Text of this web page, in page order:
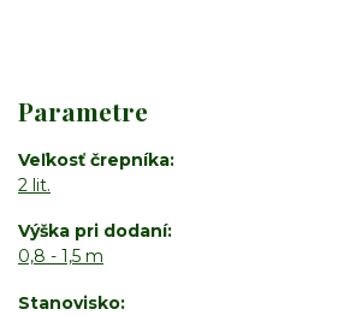
Parametre
Veľkosť črepníka
2 lit.
Výška pri dodaní
0,8 - 1,5 m
Stanovisko